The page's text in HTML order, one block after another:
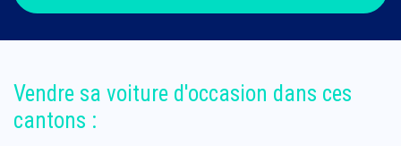
Vendre sa voiture d'occasion dans ces
cantons :